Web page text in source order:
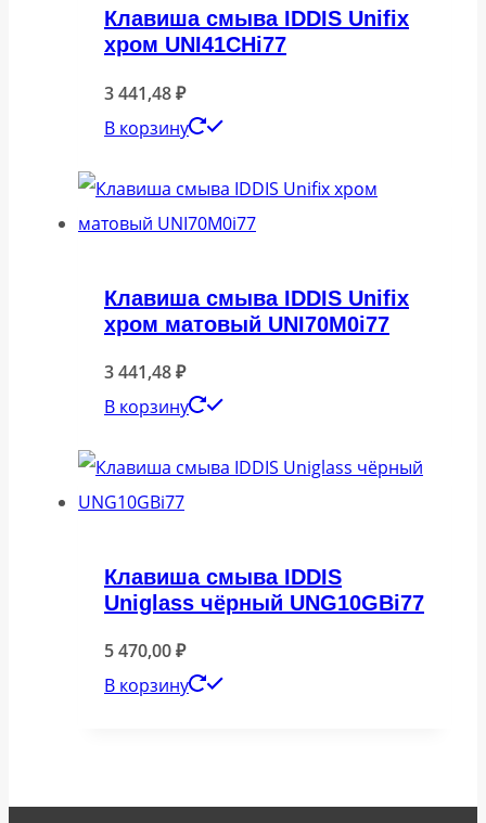
Клавиша смыва IDDIS Unifix
хром UNI41CHi77
3 441,48₽
В корзину
Клавиша смыва IDDIS Unifix
хром матовый UNI70M0i77
3 441,48₽
В корзину
Клавиша смыва IDDIS
Uniglass чёрный UNG10GBi77
5 470,00₽
В корзину